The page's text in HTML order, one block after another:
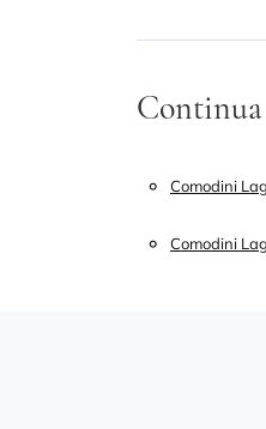
Comodini
Comodini